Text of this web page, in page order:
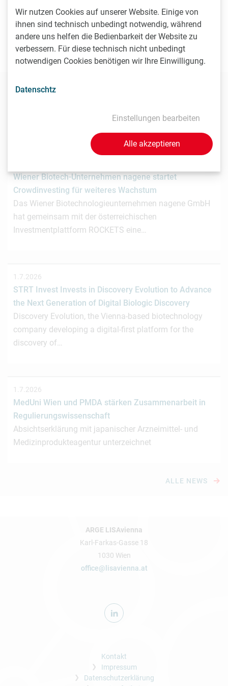
Als Life Sciences Organisation mit Sitz in Wien möchten
Sie, dass LISAvienna auf Ihre News und Events hinweist?
Senden Sie uns einfach Ihre Beiträge an
news(at)lisavienna.at.
interessieren
Wiener Biotech-Unternehmen nagene startet
Crowdinvesting für weiteres Wachstum
Das Wiener Biotechnologieunternehmen nagene GmbH
hat gemeinsam mit der österreichischen
Investmentplattform ROCKETS eine…
1.7.2026
STRT Invest Invests in Discovery Evolution to Advance
the Next Generation of Digital Biologic Discovery
Discovery Evolution, the Vienna-based biotechnology
company developing a digital-first platform for the
discovery of…
1.7.2026
MedUni Wien und PMDA stärken Zusammenarbeit in
Regulierungswissenschaft
Absichtserklärung mit japanischer Arzneimittel- und
Medizinprodukteagentur unterzeichnet
ALLE NEWS
ARGE LISAvienna
Karl-Farkas-Gasse 18
1030 Wien
office@lisavienna.at
Kontakt
Impressum
Datenschutzerklärung
Wir nutzen Cookies auf unserer Website. Einige von
ihnen sind technisch unbedingt notwendig, während
andere uns helfen die Bedienbarkeit der Website zu
verbessern. Für diese technisch nicht unbedingt
notwendigen Cookies benötigen wir Ihre Einwilligung.
Datenschtz
Einstellungen bearbeiten
Alle akzeptieren